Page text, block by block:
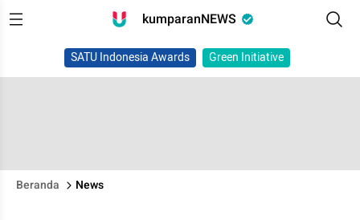
kumparanNEWS
SATU Indonesia Awards Green Initiative
Beranda News